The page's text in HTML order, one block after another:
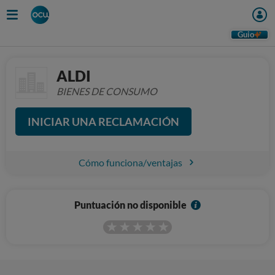
Guio
ALDI
BIENES DE CONSUMO
INICIAR UNA RECLAMACIÓN
Cómo funciona/ventajas
Puntuación no disponible
I